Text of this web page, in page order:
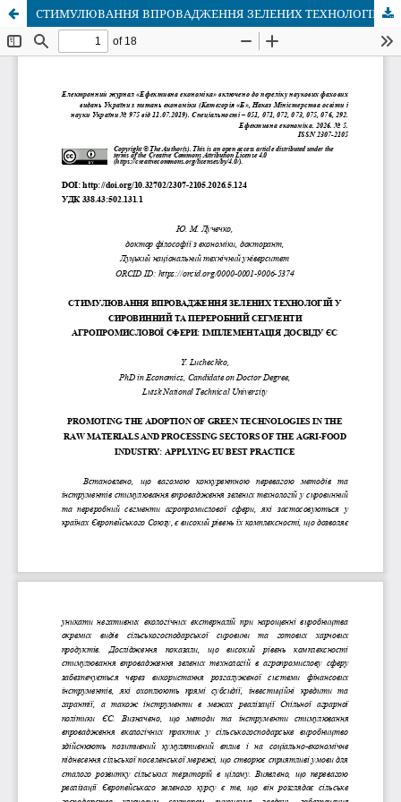
СТИМУЛЮВАННЯ ВПРОВАДЖЕННЯ ЗЕЛЕНИХ ТЕХНОЛОГІЙ У СИРОВИННИЙ ТА ПЕРЕРОБНИЙ СЕГМЕНТИ АГРОПРОМИСЛОВОЇ СФЕРИ: ІМПЛЕМЕНТАЦІЯ ДОСВІДУ ЄС